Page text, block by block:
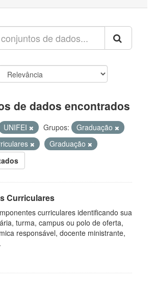
de dados encontrados
UNIFEI Grupos:
Graduação
Graduação
Curriculares
curriculares identificando sua
turma, campus ou polo de oferta,
responsável, docente ministrante,